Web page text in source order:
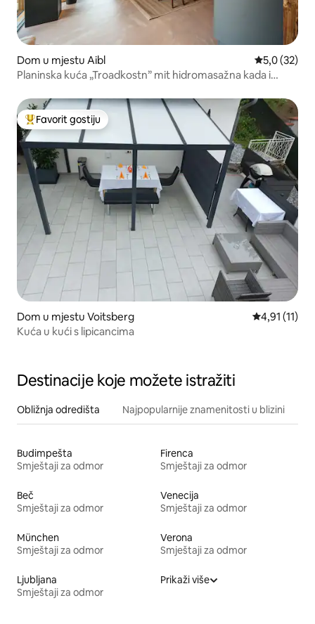
Dom u mjestu Aibl Prosječna
5,0 (32)
Planinska kuća „Troadkostn” mit hidromasažna kada i
Glavni favorit gostiju
Favorit gostiju
Dom u mjestu Voitsberg Prosječna
4,91 (11)
Kuća u kući s lipicancima
Destinacije koje možete istražiti
Obližnja odredišta Najpopularnije znamenitosti u blizini
Budimpešta
Smještaji za odmor
Firenca
Smještaji za odmor
Beč
Smještaji za odmor
Venecija
Smještaji za odmor
München
Smještaji za odmor
Verona
Smještaji za odmor
Ljubljana
Smještaji za odmor
Prikaži više